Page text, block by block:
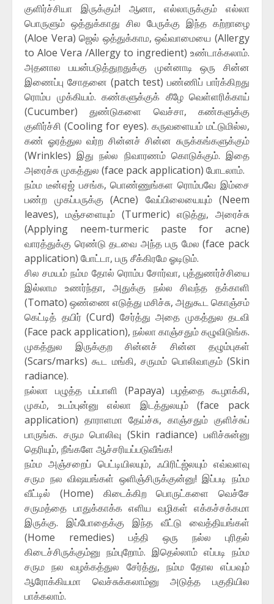
குளிர்ச்சியா இருக்கும்! ஆனா, எல்லாருக்கும் எல்லா
பொருளும் ஒத்துக்காது சில பேருக்கு இந்த கற்றாழை
(Aloe Vera) ஜெல் ஒத்துக்காம, ஒவ்வாமையை (Allergy
to Aloe Vera /Allergy to ingredient) உண்டாக்கலாம்.
அதனால பயன்படுத்துறதுக்கு முன்னாடி ஒரு சின்ன
இணைப்பு சோதனை (patch test) பண்ணிப் பார்க்கிறது
ரொம்ப முக்கியம். கண்களுக்குக் கீழே வெள்ளரிக்காய்
(Cucumber) துண்டுகளை வெச்சா, கண்களுக்கு
குளிர்ச்சி (Cooling for eyes). கருவளையம் மட்டுமில்ல,
கண் ஓரத்துல வர்ற சின்னச் சின்ன சுருக்கங்களுக்கும்
(Wrinkles) இது நல்ல நிவாரணம் கொடுக்கும். இதை
அரைச்சு முகத்துல (face pack application) போடலாம்.
நம்ம டீன்ஏஜ் பசங்க, பொண்ணுங்கள ரொம்பவே இம்சை
பண்ற முகப்பருக்கு (Acne) வேப்பிலையையும் (Neem
leaves), மஞ்சளையும் (Turmeric) எடுத்து, அரைச்சு
(Applying neem-turmeric paste for acne)
வாரத்துக்கு ரெண்டு தடவை அந்த பரு மேல (face pack
application) போட்டா, பரு சீக்கிரமே ஓடிடும்.
சில சமயம் நம்ம தோல் ரொம்ப சோர்வா, புத்துணர்ச்சியை
இல்லாம உணர்ந்தா, அதுக்கு நல்ல சிவந்த தக்காளி
(Tomato) ஒண்ணை எடுத்து மசிச்சு, அதுகூட கொஞ்சம்
கெட்டித் தயிர் (Curd) சேர்த்து அதை முகத்துல தடவி
(Face pack application), நல்லா காஞ்சதும் கழுவிடுங்க.
முகத்துல இருக்குற சின்னச் சின்ன தழும்புகள்
(Scars/marks) கூட மங்கி, சருமம் பொலிவாகும் (Skin
radiance).
நல்லா பழுத்த பப்பாளி (Papaya) பழத்தை கூழாக்கி,
முகம், உடம்புன்னு எல்லா இடத்துலயும் (face pack
application) தாராளமா தேய்ச்சு, காஞ்சதும் குளிச்சுப்
பாருங்க. சரும பொலிவு (Skin radiance) பளிச்சுன்னு
தெரியும், நீங்களே ஆச்சரியப்படுவீங்க!
நம்ம அஞ்சறைப் பெட்டியிலயும், ஃபிரிட்ஜ்லயும் எவ்வளவு
சரும நல விஷயங்கள் ஒளிஞ்சிருக்குன்னு! இப்படி நம்ம
வீட்டில் (Home) கிடைக்கிற பொருட்களை வெச்சே
சருமத்தை பாதுக்காக்க எளிய வழிகள் எக்கச்சக்கமா
இருக்கு. இப்போதைக்கு இந்த வீட்டு வைத்தியங்கள்
(Home remedies) பத்தி ஒரு நல்ல புரிதல்
கிடைச்சிருக்கும்னு நம்புறோம். இதெல்லாம் எப்படி நம்ம
சரும நல வழக்கத்துல சேர்த்து, நம்ம தோல எப்பவும்
ஆரோக்கியமா வெச்சுக்கலாம்னு அடுத்த பகுதியில
பாக்கலாம்.